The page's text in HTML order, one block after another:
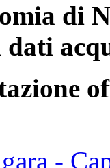
di
dati
-